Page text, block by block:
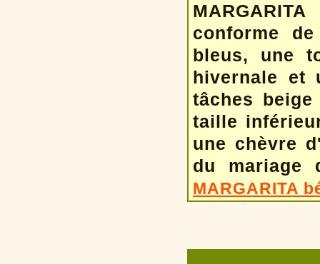
conforme
bleus, une
hivernale et
tâches
taille
une chèvre
du mariage
MARGARITA